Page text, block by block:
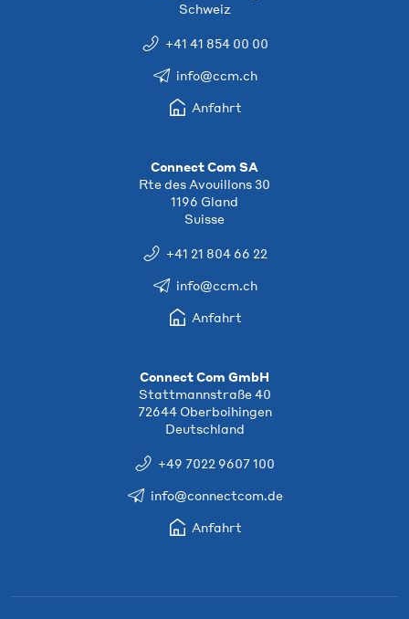
Schweiz
+41 41 854 00 00
info@ccm.ch
Anfahrt
Connect Com SA
Rte des Avouillons 30
1196 Gland
Suisse
+41 21 804 66 22
info@ccm.ch
Anfahrt
Connect Com GmbH
Stattmannstraße 40
72644 Oberboihingen
Deutschland
+49 7022 9607 100
info@connectcom.de
Anfahrt